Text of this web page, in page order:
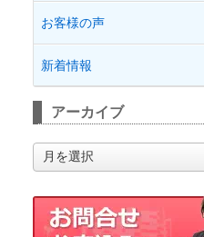
お客様の声
新着情報
アーカイブ
ー
ブ